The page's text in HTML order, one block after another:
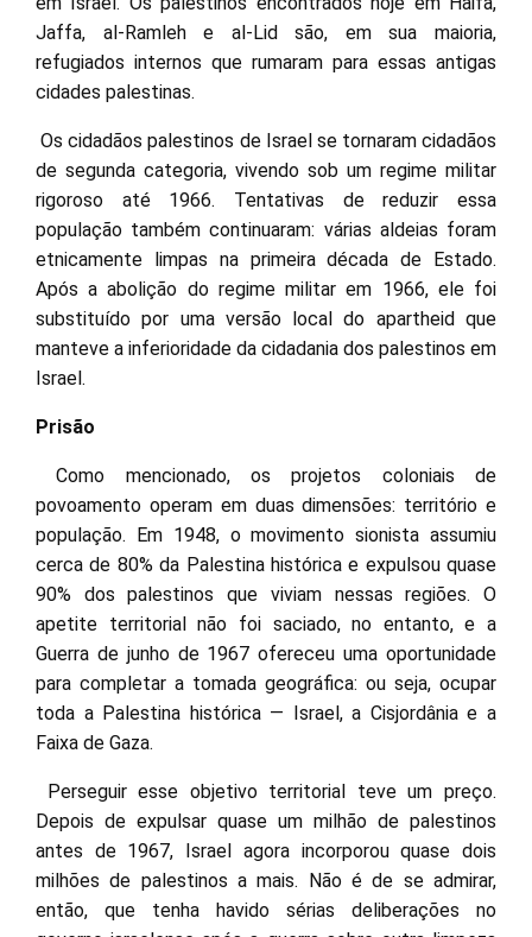
Jaffa, al-Ramleh e al-Lid são, em sua maioria,
refugiados internos que rumaram para essas antigas
cidades palestinas.
Os cidadãos palestinos de Israel se tornaram cidadãos
de segunda categoria, vivendo sob um regime militar
rigoroso até 1966. Tentativas de reduzir essa
população também continuaram: várias aldeias foram
etnicamente limpas na primeira década de Estado.
Após a abolição do regime militar em 1966, ele foi
substituído por uma versão local do apartheid que
manteve a inferioridade da cidadania dos palestinos em
Israel.
Prisão
Como mencionado, os projetos coloniais de
povoamento operam em duas dimensões: território e
população. Em 1948, o movimento sionista assumiu
cerca de 80% da Palestina histórica e expulsou quase
90% dos palestinos que viviam nessas regiões. O
apetite territorial não foi saciado, no entanto, e a
Guerra de junho de 1967 ofereceu uma oportunidade
para completar a tomada geográfica: ou seja, ocupar
toda a Palestina histórica — Israel, a Cisjordânia e a
Faixa de Gaza.
Perseguir esse objetivo territorial teve um preço.
Depois de expulsar quase um milhão de palestinos
antes de 1967, Israel agora incorporou quase dois
milhões de palestinos a mais. Não é de se admirar,
então, que tenha havido sérias deliberações no